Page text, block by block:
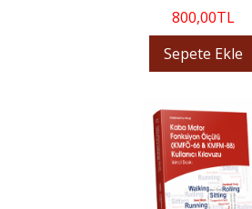
800,00TL
Sepete Ekle